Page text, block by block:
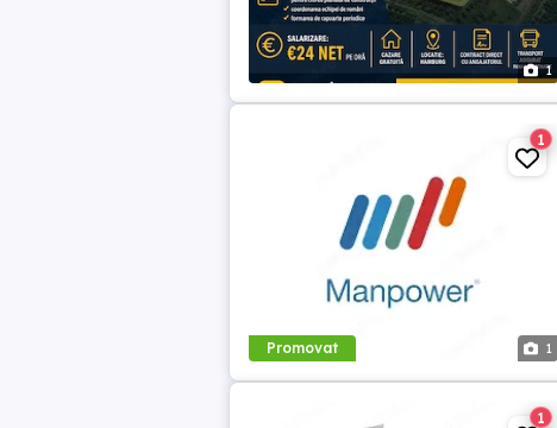
1
Promovat 1
1
1